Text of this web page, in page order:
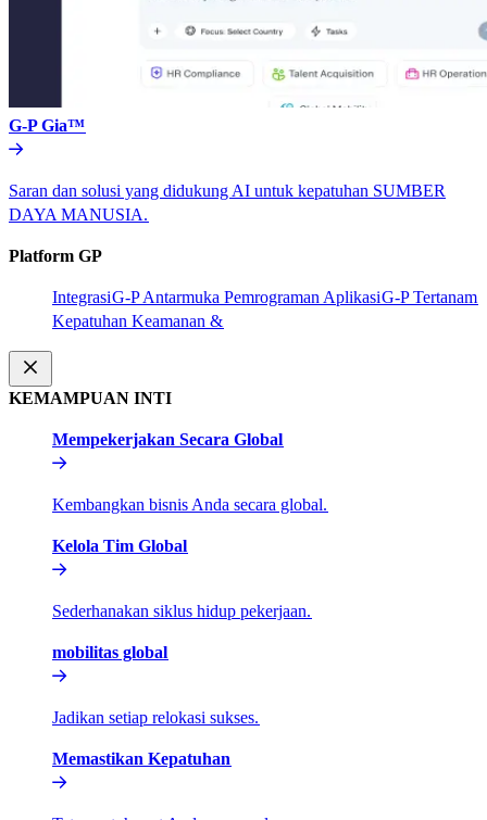
G-P Gia™​​
Saran dan solusi yang didukung AI untuk kepatuhan SUMBER
DAYA MANUSIA.​​
Platform GP​​
Integrasi​​G-P Antarmuka Pemrograman Aplikasi​​G-P Tertanam​​
Kepatuhan Keamanan &​​
KEMAMPUAN INTI​​
Mempekerjakan Secara Global​​
Kembangkan bisnis Anda secara global.​​
Kelola Tim Global​​
Sederhanakan siklus hidup pekerjaan.​​
mobilitas global​​
Jadikan setiap relokasi sukses.​​
Memastikan Kepatuhan​​